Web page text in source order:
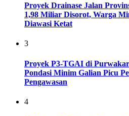
Proyek Drainase Jalan
1,98 Miliar Disorot, Warga
Diawasi Ketat
3
Proyek P3-TGAI di
Pondasi Minim Galian Picu
Pengawasan
4